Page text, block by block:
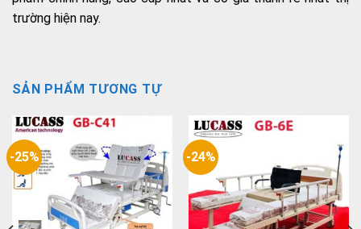
trường hiện nay.
SẢN PHẨM TƯƠNG TỰ
-25% -24%